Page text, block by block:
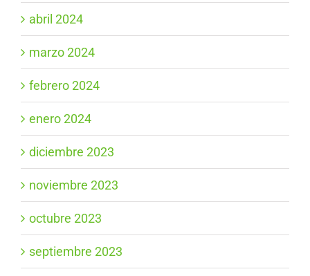
abril 2024
marzo 2024
febrero 2024
enero 2024
diciembre 2023
noviembre 2023
octubre 2023
septiembre 2023